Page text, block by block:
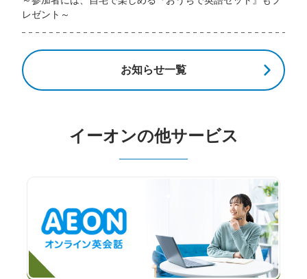
レゼント～
お知らせ一覧
イーオンの他サービス